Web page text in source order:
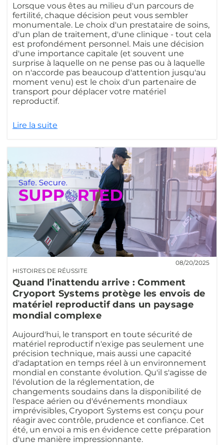
Lorsque vous êtes au milieu d'un parcours de
fertilité, chaque décision peut vous sembler
monumentale. Le choix d'un prestataire de soins,
d'un plan de traitement, d'une clinique - tout cela
est profondément personnel. Mais une décision
d'une importance capitale (et souvent une
surprise à laquelle on ne pense pas ou à laquelle
on n'accorde pas beaucoup d'attention jusqu'au
moment venu) est le choix d'un partenaire de
transport pour déplacer votre matériel
reproductif.
Lire la suite
HISTOIRES DE RÉUSSITE
08/20/2025
Quand l’inattendu arrive : Comment
Cryoport Systems protège les envois de
matériel reproductif dans un paysage
mondial complexe
Aujourd'hui, le transport en toute sécurité de
matériel reproductif n'exige pas seulement une
précision technique, mais aussi une capacité
d'adaptation en temps réel à un environnement
mondial en constante évolution. Qu'il s'agisse de
l'évolution de la réglementation, de
changements soudains dans la disponibilité de
l'espace aérien ou d'événements mondiaux
imprévisibles, Cryoport Systems est conçu pour
réagir avec contrôle, prudence et confiance. Cet
été, un envoi a mis en évidence cette préparation
d'une manière impressionnante.